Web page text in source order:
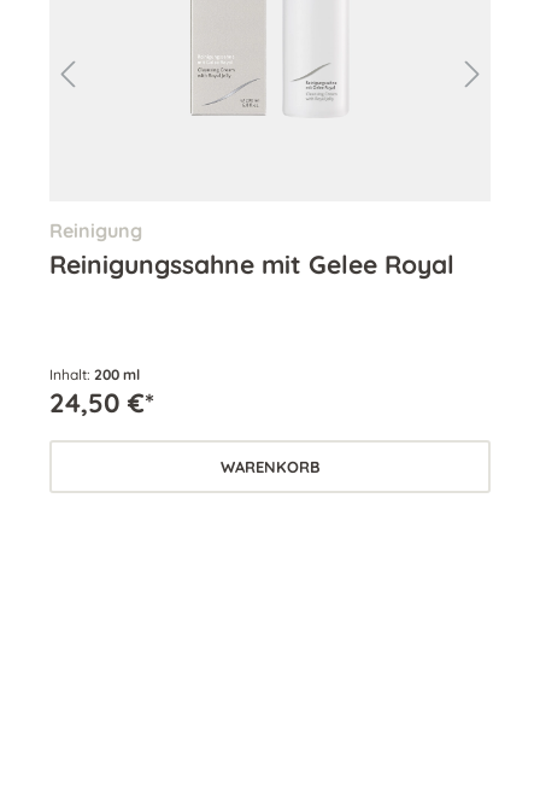
Reinigung
Reinigungssahne mit Gelee Royal
Inhalt: 200 ml
24,50 €*
WARENKORB